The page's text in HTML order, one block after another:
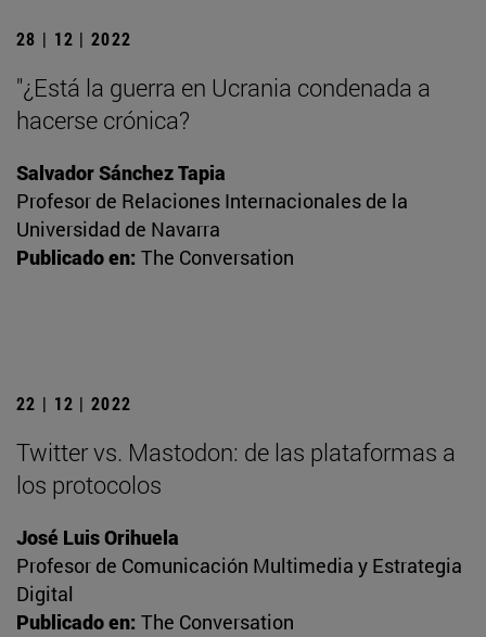
28 | 12 | 2022
"¿Está la guerra en Ucrania condenada a
hacerse crónica?
Salvador Sánchez Tapia
Profesor de Relaciones Internacionales de la
Universidad de Navarra
Publicado en: The Conversation
22 | 12 | 2022
Twitter vs. Mastodon: de las plataformas a
los protocolos
José Luis Orihuela
Profesor de Comunicación Multimedia y Estrategia
Digital
Publicado en: The Conversation